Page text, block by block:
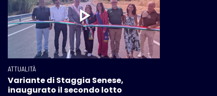
ATTUALITÀ
Variante di Staggia Senese,
inaugurato il secondo lotto